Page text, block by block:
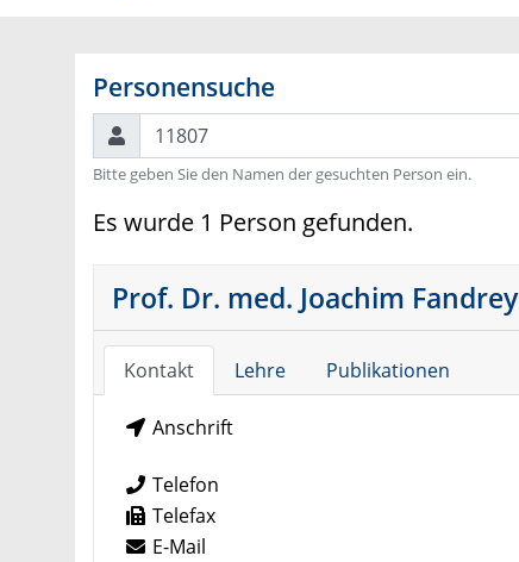
Personensuche
Suchen
Bitte geben Sie den Namen der gesuchten Person ein.
Es wurde 1 Person gefunden.
Prof. Dr. med. Joachim Fandrey
Kontakt Lehre Publikationen
Anschrift
Telefon
Telefax
E-Mail